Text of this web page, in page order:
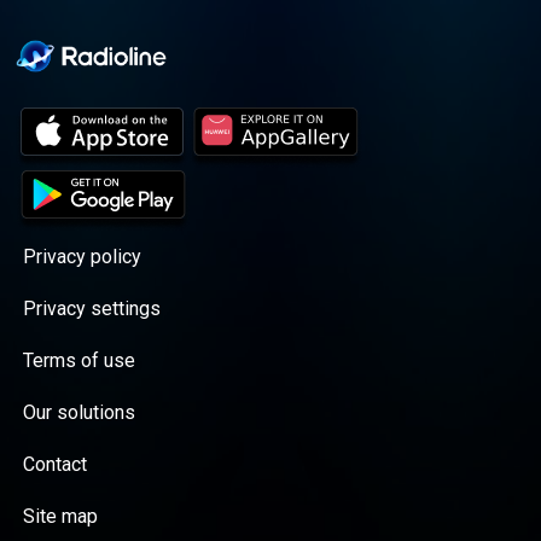
Privacy policy
Privacy settings
Terms of use
Our solutions
Contact
Site map